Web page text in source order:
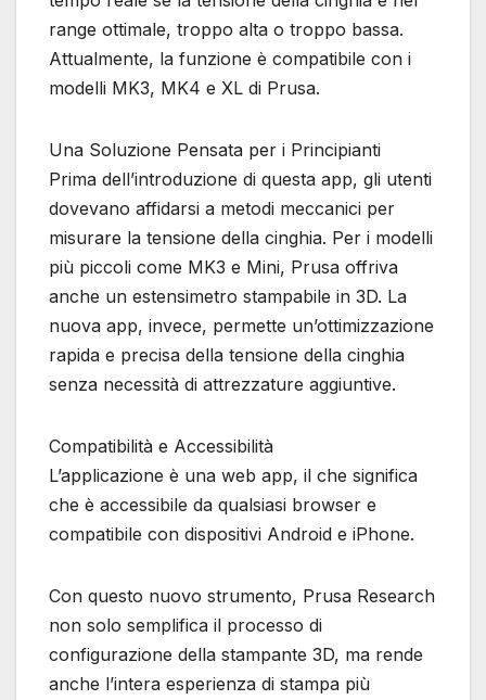
range ottimale, troppo alta o troppo bassa.
Attualmente, la funzione è compatibile con i
modelli MK3, MK4 e XL di Prusa.
Una Soluzione Pensata per i Principianti
Prima dell’introduzione di questa app, gli utenti
dovevano affidarsi a metodi meccanici per
misurare la tensione della cinghia. Per i modelli
più piccoli come MK3 e Mini, Prusa offriva
anche un estensimetro stampabile in 3D. La
nuova app, invece, permette un’ottimizzazione
rapida e precisa della tensione della cinghia
senza necessità di attrezzature aggiuntive.
Compatibilità e Accessibilità
L’applicazione è una web app, il che significa
che è accessibile da qualsiasi browser e
compatibile con dispositivi Android e iPhone.
Con questo nuovo strumento, Prusa Research
non solo semplifica il processo di
configurazione della stampante 3D, ma rende
anche l’intera esperienza di stampa più